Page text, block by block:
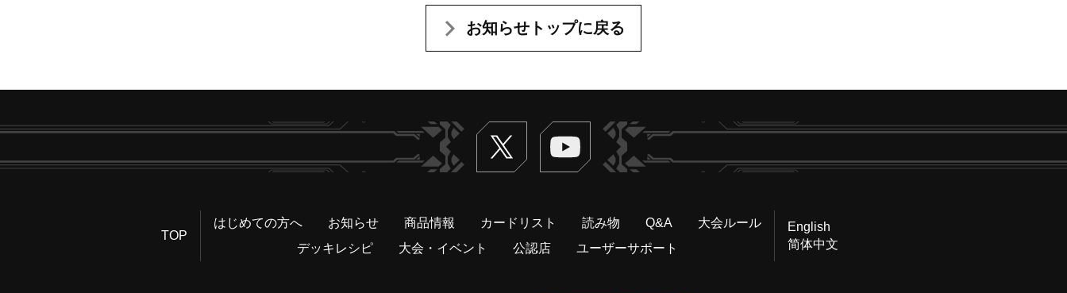
お知らせトップに戻る
Twitter ヴァンガードch
TOP
はじめての方へ お知らせ 商品情報 カードリスト 読み物 Q&A
大会ルール
デッキレシピ
大会・イベント 公認店 ユーザーサポート
English
简体中文